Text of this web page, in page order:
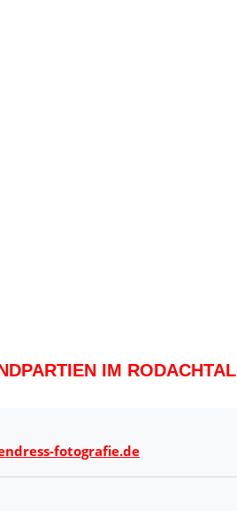
IM RODACHTAL
fotografie.de